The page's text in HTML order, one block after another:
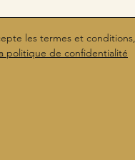
les termes et conditions,
politique de confidentialité